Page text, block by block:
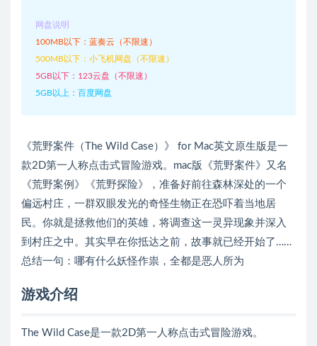
网盘说明
100MB以下：蓝奏云（不限速）
500MB以下：小飞机网盘（不限速）
5GB以下：123云盘（不限速）
5GB以上：百度网盘
《荒野案件（The Wild Case）》 for Mac英文原生版是一
款2D第一人称点击式冒险游戏。mac版《荒野案件》又名
《荒野案例》《荒野探险》，准备好前往森林深处的一个
偏远村庄，一群双眼发光的奇怪生物正在恐吓着当地居
民。你就是拯救他们的英雄，将调查这一灵异现象并深入
到村庄之中。其实早在你抵达之前，故事就已经开始了……
总结一句：哪有什么妖怪作祟，全都是恶人所为
游戏介绍
The Wild Case是一款2D第一人称点击式冒险游戏。